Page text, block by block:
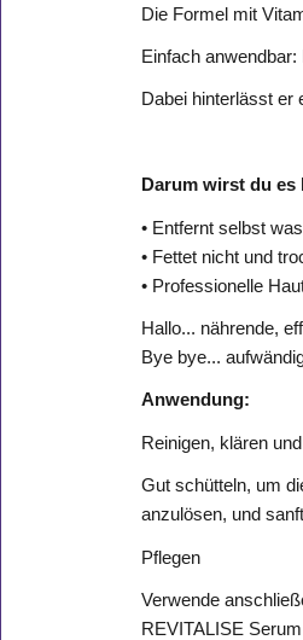
Die Formel mit
Einfach
Dabei hinterlässt er
Darum wirst du es
• Entfernt selbst
• Fettet nicht und
• Professionelle
Hallo... nährende,
Bye bye...
Anwendung:
Reinigen, klären
Gut schütteln, um
anzulösen, und
Pflegen
Verwende
REVITALISE